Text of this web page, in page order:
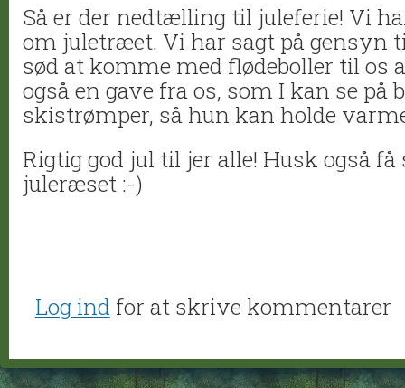
Så er der nedtælling til juleferie! Vi
om juletræet. Vi har sagt på gensyn
sød at komme med flødeboller til os
også en gave fra os, som I kan se på
skistrømper, så hun kan holde
Rigtig god jul til jer alle! Husk også
juleræset :-)
Log ind for at skrive kommentarer